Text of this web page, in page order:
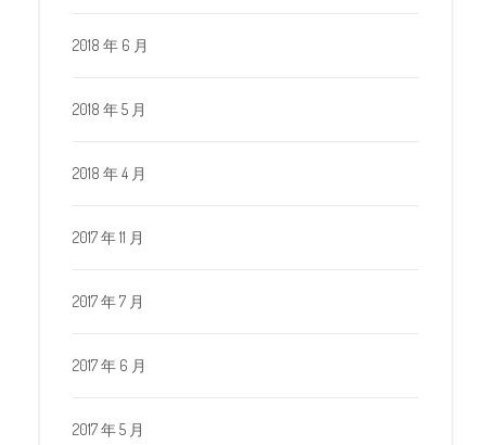
2018 年 6 月
2018 年 5 月
2018 年 4 月
2017 年 11 月
2017 年 7 月
2017 年 6 月
2017 年 5 月